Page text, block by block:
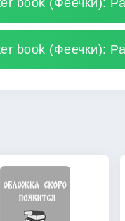
book (Феечки):